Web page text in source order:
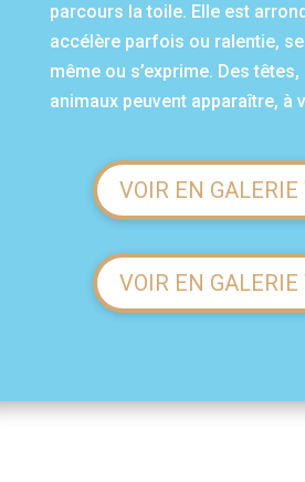
parcours la toile. Elle est
accélère parfois ou ralentie,
même ou s’exprime. Des
animaux peuvent apparaître, à
VOIR EN
VOIR EN